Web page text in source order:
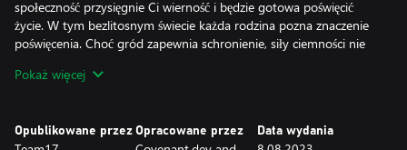
społeczność przysięgnie Ci wierność i będzie gotowa poświęcić
życie. W tym bezlitosnym świecie każda rodzina pozna znaczenie
poświęcenia. Choć gród zapewnia schronienie, siły ciemności nie
ścieżkę, która ukształtuje Twoje królestwo. Czyhają na Ciebie
Pokaż więcej
Opublikowane przez Opracowane przez Data wydania